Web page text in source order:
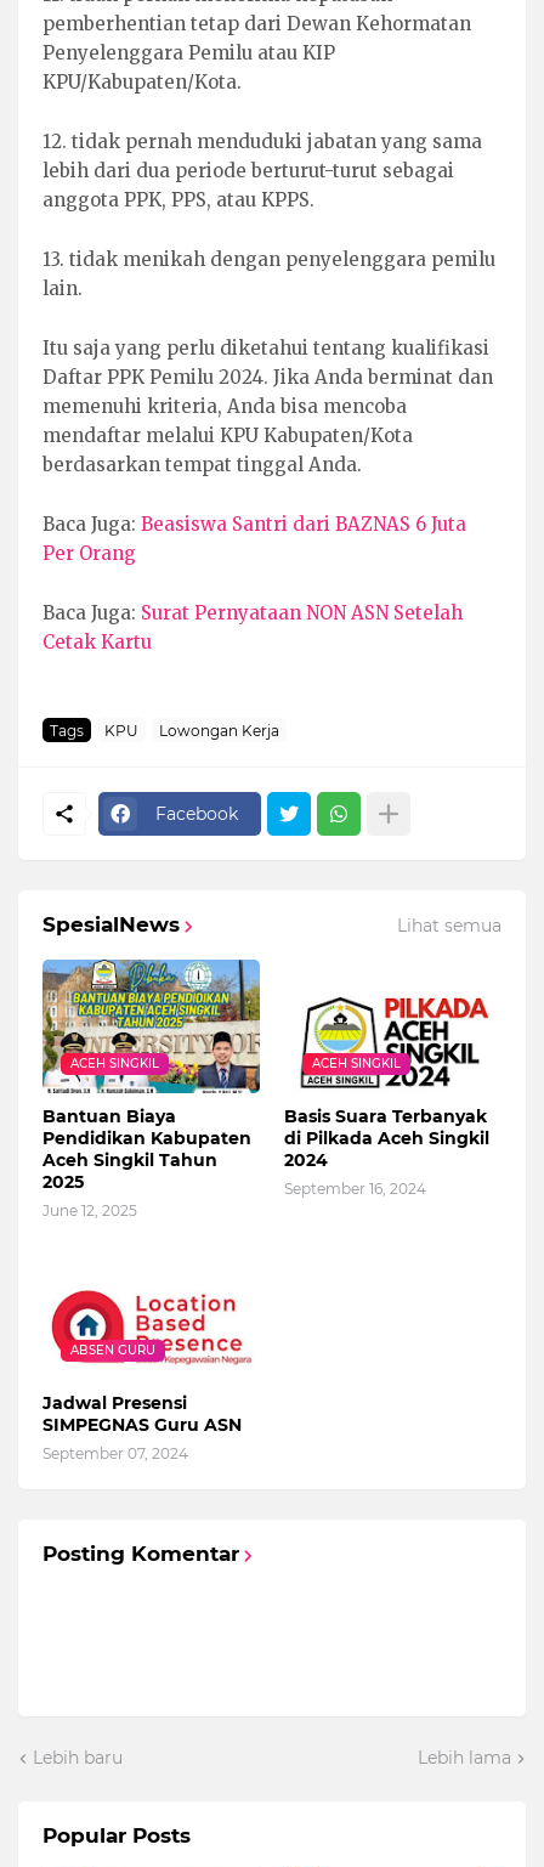
pemberhentian tetap dari Dewan Kehormatan
Penyelenggara Pemilu atau KIP
KPU/Kabupaten/Kota.
12. tidak pernah menduduki jabatan yang sama
lebih dari dua periode berturut-turut sebagai
anggota PPK, PPS, atau KPPS.
13. tidak menikah dengan penyelenggara pemilu
lain.
Itu saja yang perlu diketahui tentang kualifikasi
Daftar PPK Pemilu 2024. Jika Anda berminat dan
memenuhi kriteria, Anda bisa mencoba
mendaftar melalui KPU Kabupaten/Kota
berdasarkan tempat tinggal Anda.
Baca Juga: Beasiswa Santri dari BAZNAS 6 Juta
Per Orang
Baca Juga: Surat Pernyataan NON ASN Setelah
Cetak Kartu
Tags KPU Lowongan Kerja
Facebook
SpesialNews Lihat semua
ACEH SINGKIL
Bantuan Biaya
Pendidikan Kabupaten
Aceh Singkil Tahun
2025
June 12, 2025
ACEH SINGKIL
Basis Suara Terbanyak
di Pilkada Aceh Singkil
2024
September 16, 2024
ABSEN GURU
Jadwal Presensi
SIMPEGNAS Guru ASN
September 07, 2024
Posting Komentar
Lebih baru Lebih lama
Popular Posts